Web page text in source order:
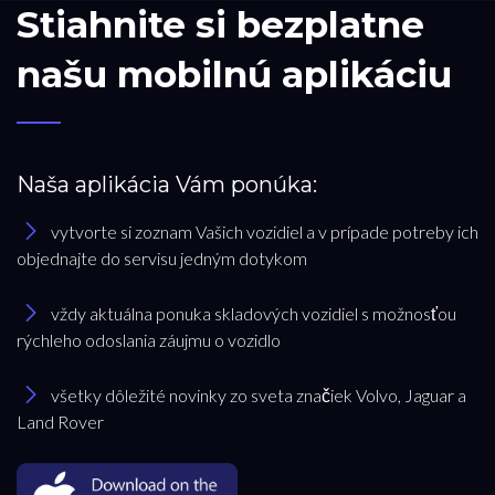
Stiahnite si bezplatne
našu mobilnú aplikáciu
Naša aplikácia Vám ponúka:
vytvorte si zoznam Vašich vozidiel a v prípade potreby ich
objednajte do servisu jedným dotykom
vždy aktuálna ponuka skladových vozidiel s možnosťou
rýchleho odoslania záujmu o vozidlo
všetky dôležité novinky zo sveta značiek Volvo, Jaguar a
Land Rover